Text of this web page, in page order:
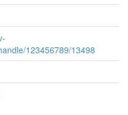
123456789/13498